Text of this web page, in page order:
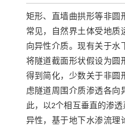
矩形、直墙曲拱形等非圆
常见，自然界土体受地质
向异性介质。现有关于水
将隧道截面形状假设为圆
得到简化，少数关于非圆
虑隧道周围介质渗透各向
此，以2个相互垂直的渗
异性，基于地下水渗流理